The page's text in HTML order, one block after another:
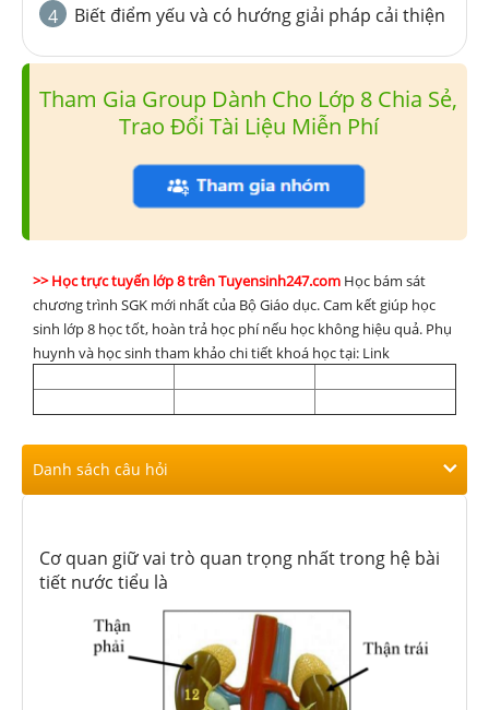
4
Biết điểm yếu và có hướng giải pháp cải thiện
Tham Gia Group Dành Cho Lớp 8 Chia Sẻ,
Trao Đổi Tài Liệu Miễn Phí
>> Học trực tuyến lớp 8 trên Tuyensinh247.com Học bám sát
chương trình SGK mới nhất của Bộ Giáo dục. Cam kết giúp học
sinh lớp 8 học tốt, hoàn trả học phí nếu học không hiệu quả. Phụ
huynh và học sinh tham khảo chi tiết khoá học tại: Link
Danh sách câu hỏi
Cơ quan giữ vai trò quan trọng nhất trong hệ bài
tiết nước tiểu là